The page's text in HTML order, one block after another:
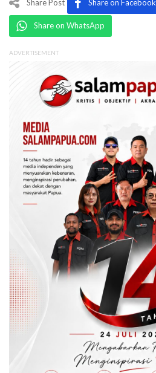
Share Post Share on Facebook
Share on WhatsApp
ADVERTISEMENT